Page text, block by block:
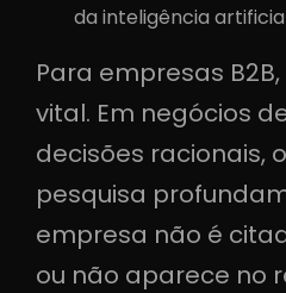
da inteligência
Para empresas
vital. Em negócios
decisões racionais,
pesquisa
empresa não é
ou não aparece no